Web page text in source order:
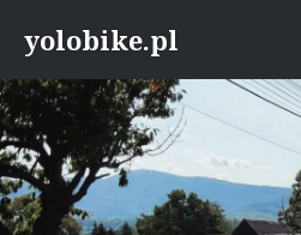
yolobike.pl